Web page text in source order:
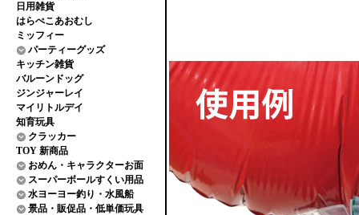
日用雑貨
はらぺこあおむし
ミッフィー
パーティーグッズ
キッチン雑貨
バルーンドッグ
ジンジャーレイ
マイリトルデイ
知育玩具
クラッカー
TOY 新商品
おめん・キャラクターお面
スーパーボールすくい用品
水ヨーヨー釣り・水風船
景品・販促品・低単価玩具